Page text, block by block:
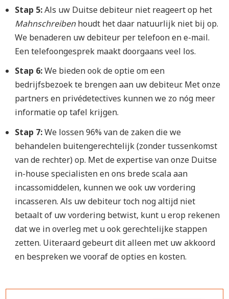
Stap 5:Als uw Duitse debiteur niet reageert op het
Mahnschreibenhoudt het daar natuurlijk niet bij op.
We benaderen uw debiteur per telefoon en e-mail.
Een telefoongesprek maakt doorgaans veel los.
Stap 6:We bieden ook de optie om een
bedrijfsbezoek te brengen aan uw debiteur. Met onze
partners en privédetectives kunnen we zo nóg meer
informatie op tafel krijgen.
Stap 7:We lossen 96% van de zaken die we
behandelen buitengerechtelijk (zonder tussenkomst
van de rechter) op. Met de expertise van onze Duitse
in-house specialisten en ons brede scala aan
incassomiddelen, kunnen we ook uw vordering
incasseren. Als uw debiteur toch nog altijd niet
betaalt of uw vordering betwist, kunt u erop rekenen
dat we in overleg met u ook gerechtelijke stappen
zetten. Uiteraard gebeurt dit alleen met uw akkoord
en bespreken we vooraf de opties en kosten.